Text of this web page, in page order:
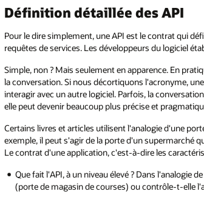
Définition détaillée des API
Pour le dire simplement, une API est le contrat qui
requêtes de services. Les développeurs du logiciel
Simple, non ? Mais seulement en apparence. En
la conversation. Si nous décortiquons l'acronyme,
interagir avec un autre logiciel. Parfois, la
elle peut devenir beaucoup plus précise et
Certains livres et articles utilisent l'analogie d'une
exemple, il peut s'agir de la porte d'un supermarché
Le contrat d'une application, c'est-à-dire les
Que fait l'API, à un niveau élevé ? Dans l'analogie
(porte de magasin de courses) ou contrôle-t-elle